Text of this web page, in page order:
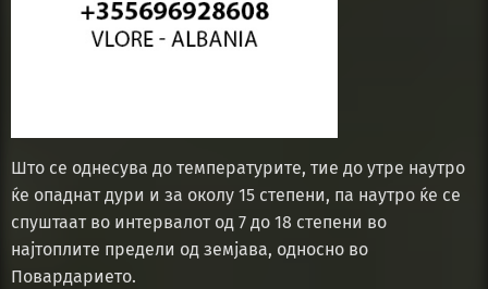
Што се однесува до температурите, тие до утре наутро
ќе опаднат дури и за околу 15 степени, па наутро ќе се
спуштаат во интервалот од 7 до 18 степени во
најтоплите предели од земјава, односно во
Повардарието.